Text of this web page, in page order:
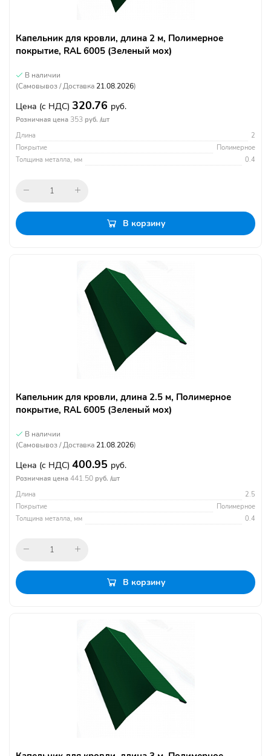
Капельник для кровли, длина 2 м, Полимерное
покрытие, RAL 6005 (Зеленый мох)
В наличии
(Самовывоз / Доставка 21.08.2026)
Цена (с НДС) 320.76 руб.
Розничная цена 353 руб. /шт
Длина
2
Покрытие
Полимерное
Толщина металла, мм
0.4
В корзину
Капельник для кровли, длина 2.5 м, Полимерное
покрытие, RAL 6005 (Зеленый мох)
В наличии
(Самовывоз / Доставка 21.08.2026)
Цена (с НДС) 400.95 руб.
Розничная цена 441.50 руб. /шт
Длина
2.5
Покрытие
Полимерное
Толщина металла, мм
0.4
В корзину